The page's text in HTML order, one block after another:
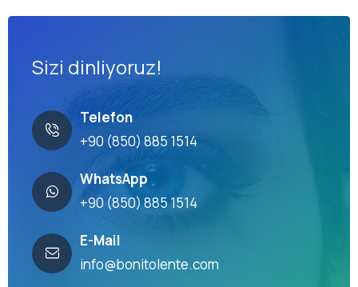
Sizi dinliyoruz!
Telefon
+90 (850) 885 1514
WhatsApp
+90 (850) 885 1514
E-Mail
info@bonitolente.com